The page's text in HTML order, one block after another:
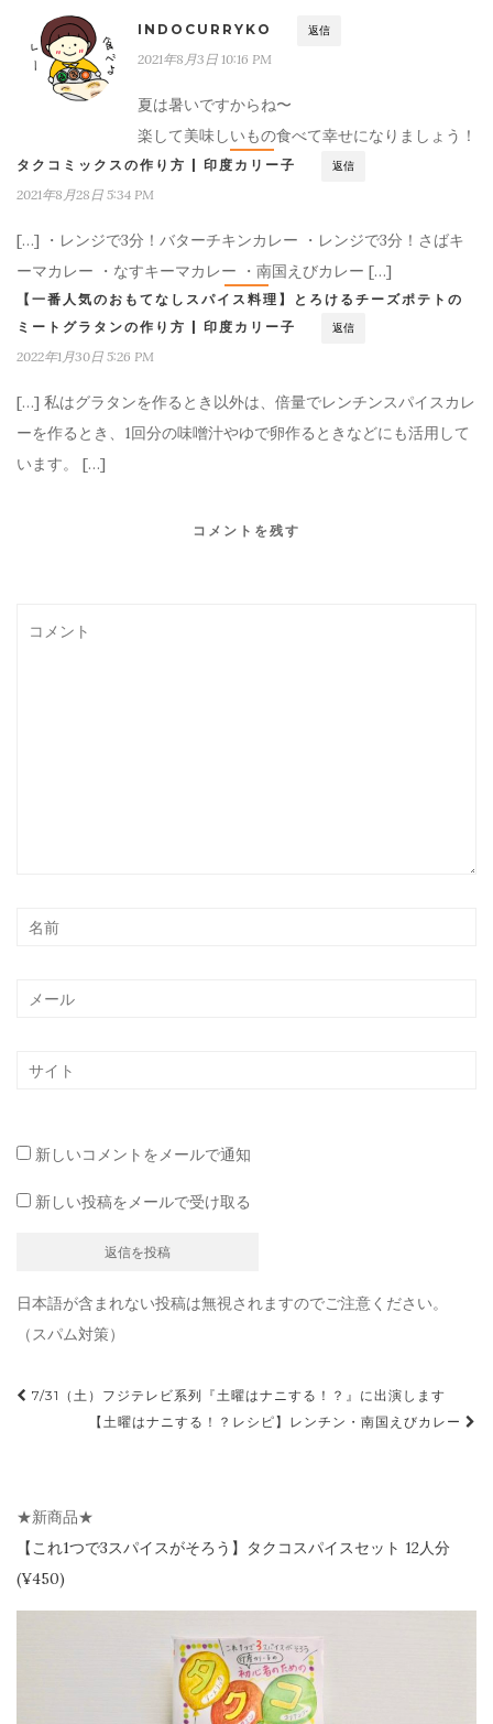
スパイスショップ
書籍
イベント
採用情報
卸売について
お問い合わせ
INDOCURRYKO 返信
2021年8月3日 10:16 PM
夏は暑いですからね〜
楽して美味しいもの食べて幸せになりましょう！
タクコミックスの作り方 | 印度カリー子 返信
2021年8月28日 5:34 PM
[…] ・レンジで3分！バターチキンカレー ・レンジで3分！さばキ
ーマカレー ・なすキーマカレー ・南国えびカレー […]
【一番人気のおもてなしスパイス料理】とろけるチーズポテトの
ミートグラタンの作り方 | 印度カリー子
返信
2022年1月30日 5:26 PM
[…] 私はグラタンを作るとき以外は、倍量でレンチンスパイスカレ
ーを作るとき、1回分の味噌汁やゆで卵作るときなどにも活用して
います。 […]
コメントを残す
新しいコメントをメールで通知
新しい投稿をメールで受け取る
日本語が含まれない投稿は無視されますのでご注意ください。
（スパム対策）
投
ゲ
ー
シ
7/31（土）フジテレビ系列『土曜はナニする！？』に出演します
【土曜はナニする！？レシピ】レンチン・南国えびカレー
★新商品★
【これ1つで3スパイスがそろう】
タクコスパイスセット 12人分
(¥450)